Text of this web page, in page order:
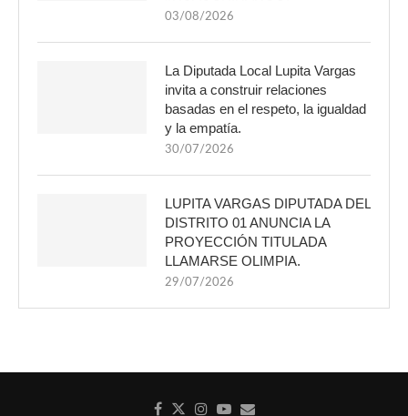
03/08/2026
La Diputada Local Lupita Vargas
invita a construir relaciones
basadas en el respeto, la igualdad
y la empatía.
30/07/2026
LUPITA VARGAS DIPUTADA DEL
DISTRITO 01 ANUNCIA LA
PROYECCIÓN TITULADA
LLAMARSE OLIMPIA.
29/07/2026